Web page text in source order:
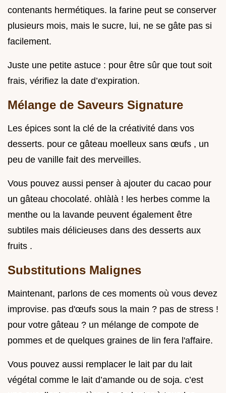
contenants hermétiques. la farine peut se conserver
plusieurs mois, mais le sucre, lui, ne se gâte pas si
facilement.
Juste une petite astuce : pour être sûr que tout soit
frais, vérifiez la date d’expiration.
Mélange de Saveurs Signature
Les épices sont la clé de la créativité dans vos
desserts. pour ce gâteau moelleux sans œufs , un
peu de vanille fait des merveilles.
Vous pouvez aussi penser à ajouter du cacao pour
un gâteau chocolaté. ohlàlà ! les herbes comme la
menthe ou la lavande peuvent également être
subtiles mais délicieuses dans des desserts aux
fruits .
Substitutions Malignes
Maintenant, parlons de ces moments où vous devez
improvise. pas d'œufs sous la main ? pas de stress !
pour votre gâteau ? un mélange de compote de
pommes et de quelques graines de lin fera l'affaire.
Vous pouvez aussi remplacer le lait par du lait
végétal comme le lait d’amande ou de soja. c’est